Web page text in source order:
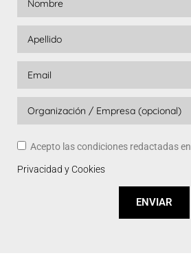
Acepto las condiciones redactadas en
Privacidad y Cookies
ENVIAR